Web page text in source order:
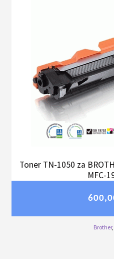
Toner TN-1050 za
MFC-
Brother,